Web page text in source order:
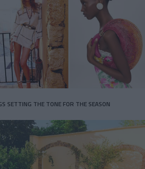
SETTING THE TONE FOR THE SEASON